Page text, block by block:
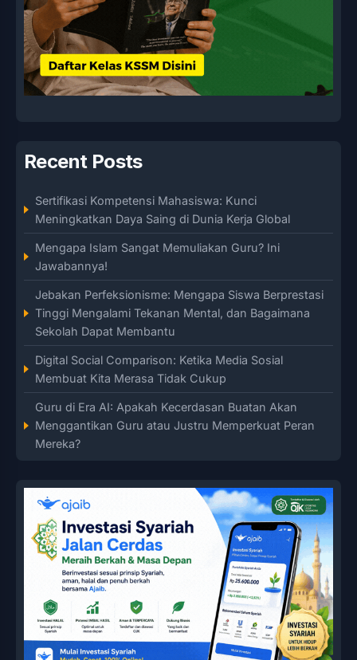
Recent Posts
Sertifikasi Kompetensi Mahasiswa: Kunci
Meningkatkan Daya Saing di Dunia Kerja Global
Mengapa Islam Sangat Memuliakan Guru? Ini
Jawabannya!
Jebakan Perfeksionisme: Mengapa Siswa Berprestasi
Tinggi Mengalami Tekanan Mental, dan Bagaimana
Sekolah Dapat Membantu
Digital Social Comparison: Ketika Media Sosial
Membuat Kita Merasa Tidak Cukup
Guru di Era AI: Apakah Kecerdasan Buatan Akan
Menggantikan Guru atau Justru Memperkuat Peran
Mereka?